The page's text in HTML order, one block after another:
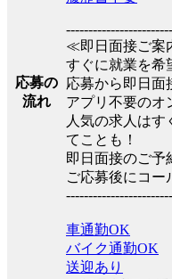
応募の
流れ
≪即日面接ご案
すぐに就業を希
応募から即日
アプリ不要のオ
人気の求人は
てことも！
即日面接のご予
ご応募後にコー
車通勤OK
バイク通勤OK
送迎あり